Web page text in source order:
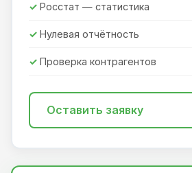
Росстат — статистика
Нулевая отчётность
Проверка контрагентов
Оставить заявку